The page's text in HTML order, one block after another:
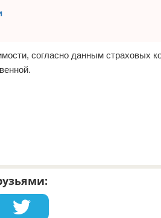
согласно данным страховых